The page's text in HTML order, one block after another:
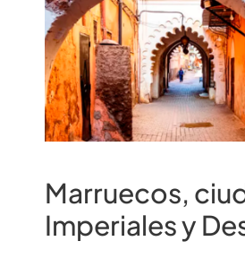
Marruecos,
Imperiales y